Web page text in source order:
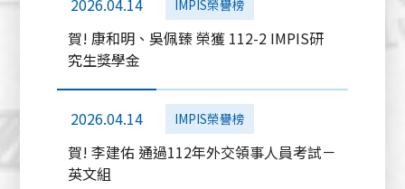
IMPIS榮譽榜
賀! 康和明、吳佩臻 榮獲 112-2 IMPIS研
究生獎學金
2026.04.14 IMPIS榮譽榜
賀! 李建佑 通過112年外交領事人員考試－
英文組